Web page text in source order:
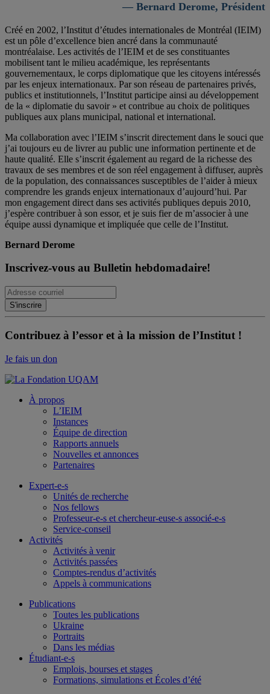
— Bernard Derome, Président
Créé en 2002, l’Institut d’études internationales de Montréal (IEIM)
est un pôle d’excellence bien ancré dans la communauté
montréalaise. Les activités de l’IEIM et de ses constituantes
mobilisent tant le milieu académique, les représentants
gouvernementaux, le corps diplomatique que les citoyens intéressés
par les enjeux internationaux. Par son réseau de partenaires privés,
publics et institutionnels, l’Institut participe ainsi au développement
de la « diplomatie du savoir » et contribue au choix de politiques
publiques aux plans municipal, national et international.
Ma collaboration avec l’IEIM s’inscrit directement dans le souci que
j’ai toujours eu de livrer au public une information pertinente et de
haute qualité. Elle s’inscrit également au regard de la richesse des
travaux de ses membres et de son réel engagement à diffuser, auprès
de la population, des connaissances susceptibles de l’aider à mieux
comprendre les grands enjeux internationaux d’aujourd’hui. Par
mon engagement direct dans ses activités publiques depuis 2010,
j’espère contribuer à son essor, et je suis fier de m’associer à une
équipe aussi dynamique et impliquée que celle de l’Institut.
Bernard Derome
Inscrivez-vous au Bulletin hebdomadaire!
Contribuez à l’essor et à la mission de l’Institut !
Je fais un don
À propos
L’IEIM
Instances
Équipe de direction
Rapports annuels
Nouvelles et annonces
Partenaires
Expert-e-s
Unités de recherche
Nos fellows
Professeur-e-s et chercheur-euse-s associé-e-s
Service-conseil
Activités
Activités à venir
Activités passées
Comptes-rendus d’activités
Appels à communications
Publications
Toutes les publications
Ukraine
Portraits
Dans les médias
Étudiant-e-s
Emplois, bourses et stages
Formations, simulations et Écoles d’été